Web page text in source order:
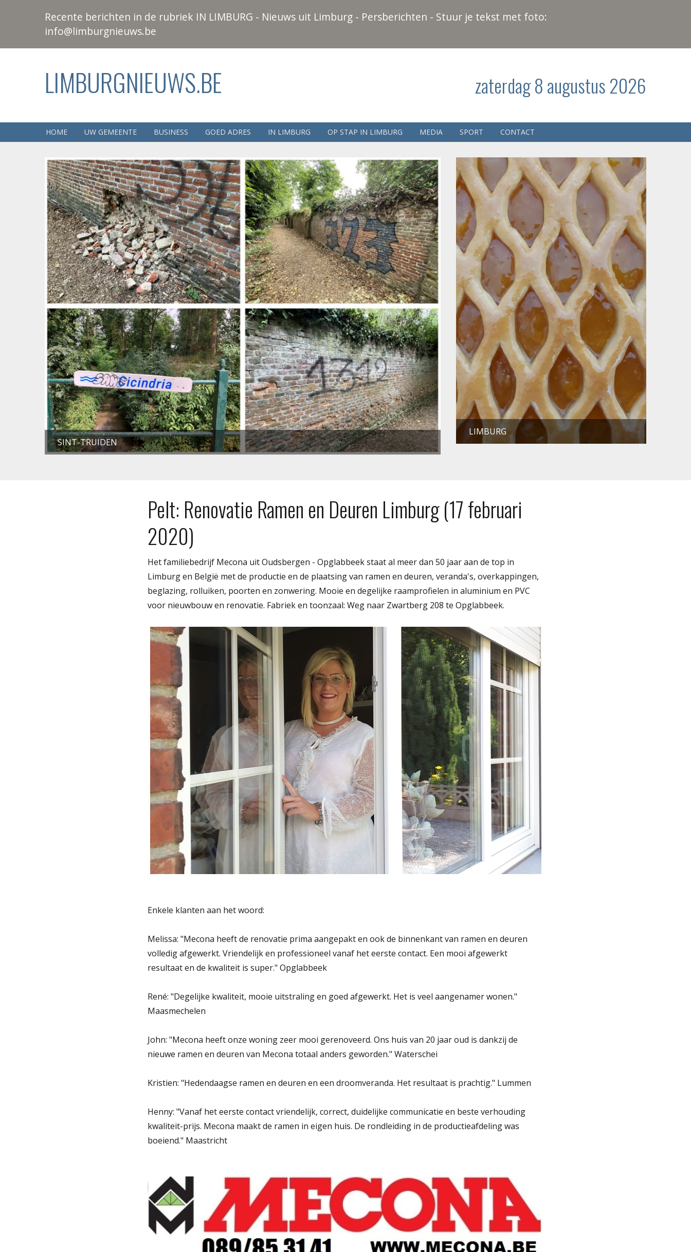
Recente berichten in de rubriek IN LIMBURG - Nieuws uit Limburg - Persberichten - Stuur je tekst met foto:
info@limburgnieuws.be
LIMBURGNIEUWS.BE zaterdag 8 augustus 2026
HOME UW GEMEENTE BUSINESS GOED ADRES IN LIMBURG OP STAP IN LIMBURG MEDIA SPORT CONTACT
SINT-TRUIDEN
LIMBURG
Pelt: Renovatie Ramen en Deuren Limburg (17 februari
2020)
Het familiebedrijf Mecona uit Oudsbergen - Opglabbeek staat al meer dan 50 jaar aan de top in
Limburg en België met de productie en de plaatsing van ramen en deuren, veranda's, overkappingen,
beglazing, rolluiken, poorten en zonwering. Mooie en degelijke raamprofielen in aluminium en PVC
voor nieuwbouw en renovatie. Fabriek en toonzaal: Weg naar Zwartberg 208 te Opglabbeek.
Enkele klanten aan het woord:
Melissa: "Mecona heeft de renovatie prima aangepakt en ook de binnenkant van ramen en deuren
volledig afgewerkt. Vriendelijk en professioneel vanaf het eerste contact. Een mooi afgewerkt
resultaat en de kwaliteit is super." Opglabbeek
René: "Degelijke kwaliteit, mooie uitstraling en goed afgewerkt. Het is veel aangenamer wonen."
Maasmechelen
John: "Mecona heeft onze woning zeer mooi gerenoveerd. Ons huis van 20 jaar oud is dankzij de
nieuwe ramen en deuren van Mecona totaal anders geworden." Waterschei
Kristien: "Hedendaagse ramen en deuren en een droomveranda. Het resultaat is prachtig." Lummen
Henny: "Vanaf het eerste contact vriendelijk, correct, duidelijke communicatie en beste verhouding
kwaliteit-prijs. Mecona maakt de ramen in eigen huis. De rondleiding in de productieafdeling was
boeiend." Maastricht